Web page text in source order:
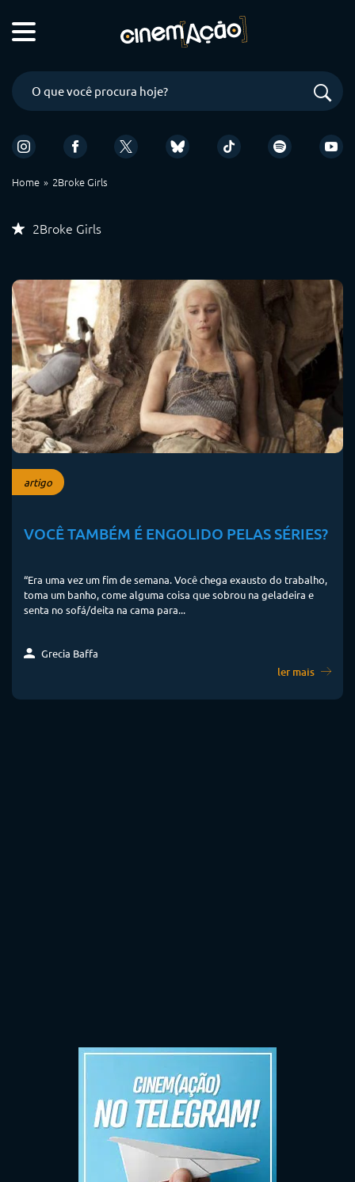
Home 2Broke Girls
2Broke Girls
artigo
VOCÊ TAMBÉM É ENGOLIDO PELAS SÉRIES?
“Era uma vez um fim de semana. Você chega exausto do trabalho,
toma um banho, come alguma coisa que sobrou na geladeira e
senta no sofá/deita na cama para...
Grecia Baffa
ler mais